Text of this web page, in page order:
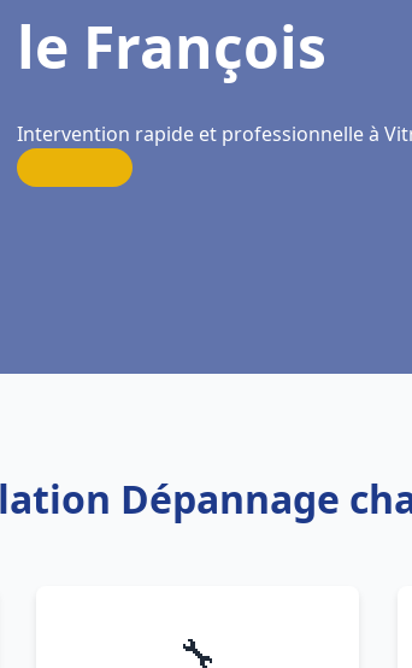
le François
Intervention rapide et professionnelle à
Dépannage
🔧